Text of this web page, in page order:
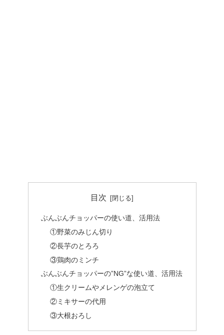
目次
ぶんぶんチョッパーの使い道、活用法
①野菜のみじん切り
②長芋のとろろ
③鶏肉のミンチ
ぶんぶんチョッパーの”NG”な使い道、活用法
①生クリームやメレンゲの泡立て
②ミキサーの代用
③大根おろし